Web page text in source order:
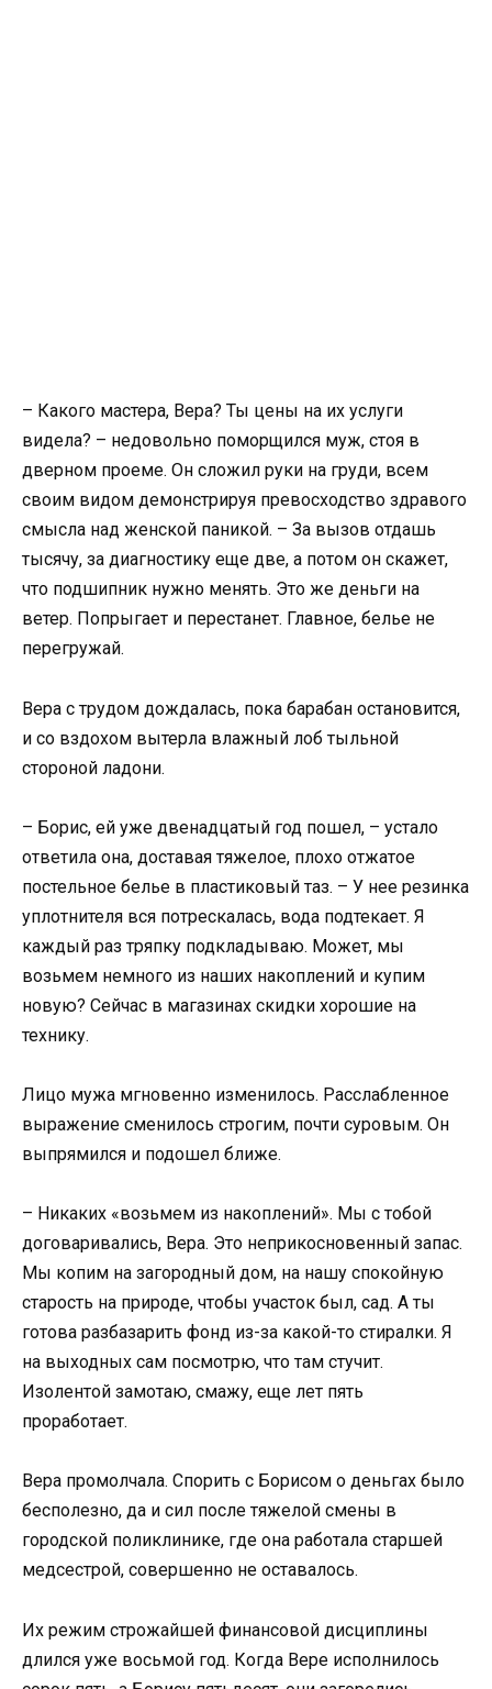
– Какого мастера, Вера? Ты цены на их услуги
видела? – недовольно поморщился муж, стоя в
дверном проеме. Он сложил руки на груди, всем
своим видом демонстрируя превосходство здравого
смысла над женской паникой. – За вызов отдашь
тысячу, за диагностику еще две, а потом он скажет,
что подшипник нужно менять. Это же деньги на
ветер. Попрыгает и перестанет. Главное, белье не
перегружай.
Вера с трудом дождалась, пока барабан остановится,
и со вздохом вытерла влажный лоб тыльной
стороной ладони.
– Борис, ей уже двенадцатый год пошел, – устало
ответила она, доставая тяжелое, плохо отжатое
постельное белье в пластиковый таз. – У нее резинка
уплотнителя вся потрескалась, вода подтекает. Я
каждый раз тряпку подкладываю. Может, мы
возьмем немного из наших накоплений и купим
новую? Сейчас в магазинах скидки хорошие на
технику.
Лицо мужа мгновенно изменилось. Расслабленное
выражение сменилось строгим, почти суровым. Он
выпрямился и подошел ближе.
– Никаких «возьмем из накоплений». Мы с тобой
договаривались, Вера. Это неприкосновенный запас.
Мы копим на загородный дом, на нашу спокойную
старость на природе, чтобы участок был, сад. А ты
готова разбазарить фонд из-за какой-то стиралки. Я
на выходных сам посмотрю, что там стучит.
Изолентой замотаю, смажу, еще лет пять
проработает.
Вера промолчала. Спорить с Борисом о деньгах было
бесполезно, да и сил после тяжелой смены в
городской поликлинике, где она работала старшей
медсестрой, совершенно не оставалось.
Их режим строжайшей финансовой дисциплины
длился уже восьмой год. Когда Вере исполнилось